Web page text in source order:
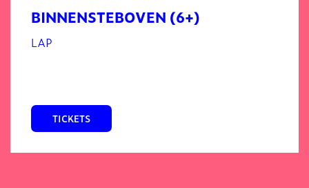
BINNENSTEBOVEN (6+)
LAP
TICKETS